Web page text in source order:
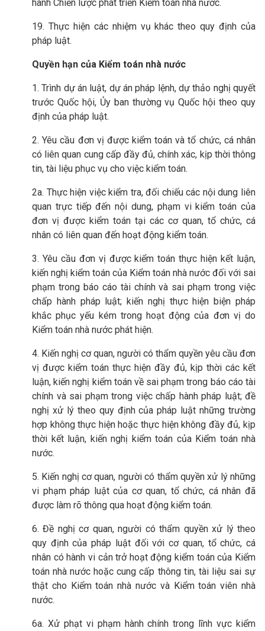
hành Chiến lược phát triển Kiểm toán nhà nước.
19. Thực hiện các nhiệm vụ khác theo quy định của
pháp luật.
Quyền hạn của Kiểm toán nhà nước
1. Trình dự án luật, dự án pháp lệnh, dự thảo nghị quyết
trước Quốc hội, Ủy ban thường vụ Quốc hội theo quy
định của pháp luật.
2. Yêu cầu đơn vị được kiểm toán và tổ chức, cá nhân
có liên quan cung cấp đầy đủ, chính xác, kịp thời thông
tin, tài liệu phục vụ cho việc kiểm toán.
2a. Thực hiện việc kiểm tra, đối chiếu các nội dung liên
quan trực tiếp đến nội dung, phạm vi kiểm toán của
đơn vị được kiểm toán tại các cơ quan, tổ chức, cá
nhân có liên quan đến hoạt động kiểm toán.
3. Yêu cầu đơn vị được kiểm toán thực hiện kết luận,
kiến nghị kiểm toán của Kiểm toán nhà nước đối với sai
phạm trong báo cáo tài chính và sai phạm trong việc
chấp hành pháp luật; kiến nghị thực hiện biện pháp
khắc phục yếu kém trong hoạt động của đơn vị do
Kiểm toán nhà nước phát hiện.
4. Kiến nghị cơ quan, người có thẩm quyền yêu cầu đơn
vị được kiểm toán thực hiện đầy đủ, kịp thời các kết
luận, kiến nghị kiểm toán về sai phạm trong báo cáo tài
chính và sai phạm trong việc chấp hành pháp luật; đề
nghị xử lý theo quy định của pháp luật những trường
hợp không thực hiện hoặc thực hiện không đầy đủ, kịp
thời kết luận, kiến nghị kiểm toán của Kiểm toán nhà
nước.
5. Kiến nghị cơ quan, người có thẩm quyền xử lý những
vi phạm pháp luật của cơ quan, tổ chức, cá nhân đã
được làm rõ thông qua hoạt động kiểm toán.
6. Đề nghị cơ quan, người có thẩm quyền xử lý theo
quy định của pháp luật đối với cơ quan, tổ chức, cá
nhân có hành vi cản trở hoạt động kiểm toán của Kiểm
toán nhà nước hoặc cung cấp thông tin, tài liệu sai sự
thật cho Kiểm toán nhà nước và Kiểm toán viên nhà
nước.
6a. Xử phạt vi phạm hành chính trong lĩnh vực kiểm